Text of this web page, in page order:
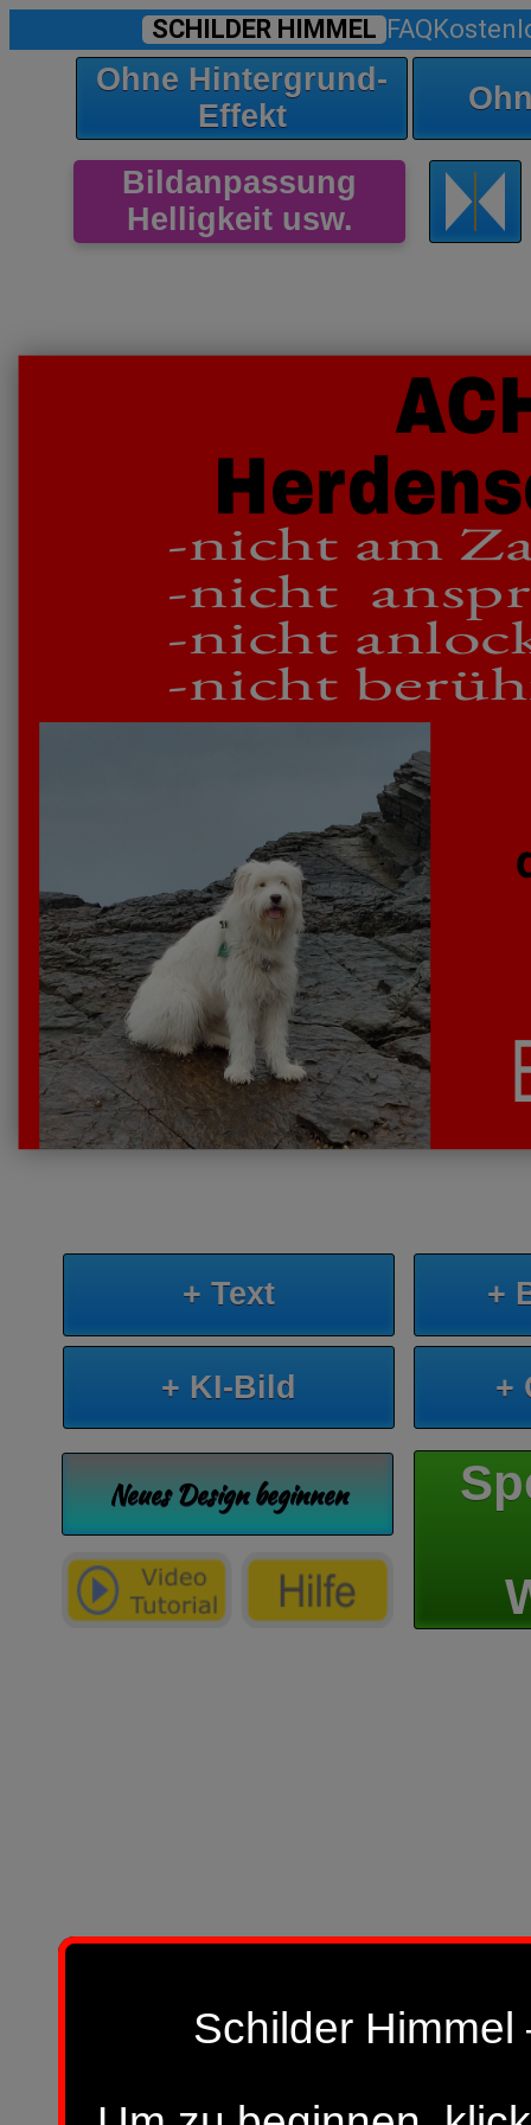
SCHILDER HIMMEL FAQ
Ohne Hintergrund-
Effekt
Bildanpassung
Helligkeit usw.
-nicht am
-nicht
-nicht
-nicht
+ Text +
+ KI-Bild +
Neues Design beginnen
Schilder